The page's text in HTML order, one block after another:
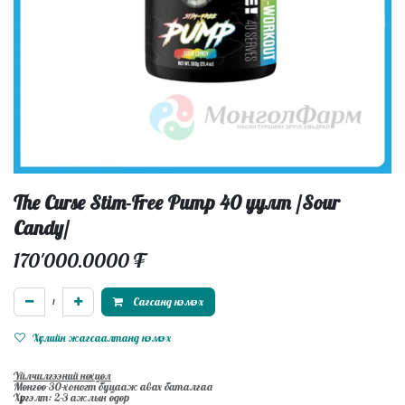
The Curse Stim-Free Pump 40 уулт /Sour
Candy/
170'000.0000₮
Сагсанд нэмэх
Хүслийн жагсаалтанд нэмэх
Үйлчилгээний нөхцөл
Мөнгөө 30-хоногт буцааж авах баталгаа
Хүргэлт: 2-3 ажлын өдөр